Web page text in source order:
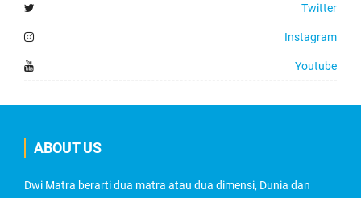
Twitter
Instagram
Youtube
ABOUT US
Dwi Matra berarti dua matra atau dua dimensi, Dunia dan